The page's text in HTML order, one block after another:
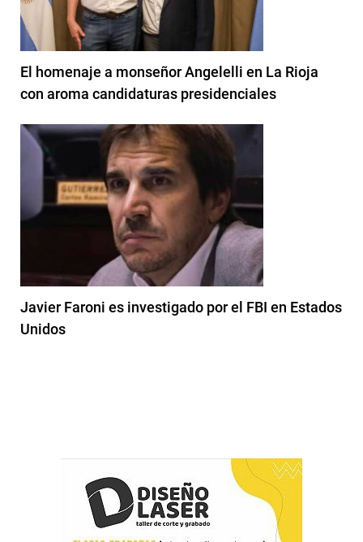
El homenaje a monseñor Angelelli en La Rioja
con aroma candidaturas presidenciales
Javier Faroni es investigado por el FBI en Estados
Unidos